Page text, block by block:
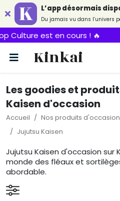
L’app désormais
Du jamais vu dans l’univers
! 🔥
Kinkai
Les goodies et
Kaisen d'occasion
Accueil Nos produits d'occasion
Jujutsu Kaisen
Jujutsu Kaisen d'occasion sur
monde des fléaux et
abordable.